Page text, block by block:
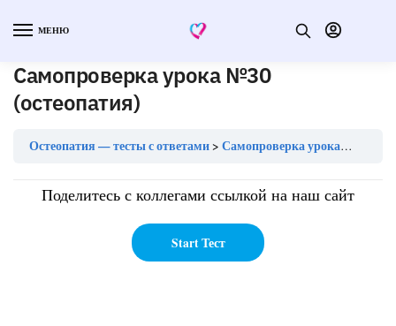
МЕНЮ
Самопроверка урока №30
(остеопатия)
Остеопатия — тесты с ответами Самопроверка урока №30 (остеопатия)
Поделитесь с коллегами ссылкой на наш сайт